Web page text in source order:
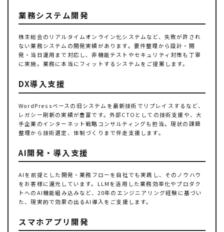
業務システム開発
株主総会のリアルタイムオンライン化システムなど、失敗が許され
ない業務システムの開発実績があります。要件整理から設計・開
発・当日運用まで対応し、非機能テストやセキュリティ対策も丁寧
に実施。業務に本当にフィットするシステムをご提案します。
DX導入支援
WordPressベースの旧システムを最新技術でリプレイスするなど、
レガシー刷新の実績が豊富です。外部CTOとしての技術支援や、大
手企業のインターネット戦略コンサルティングも担当。現状の課題
整理から技術選定、体制づくりまで伴走支援します。
AI開発・導入支援
AIを前提とした開発・業務フローを自社でも実践し、そのノウハウ
をお客様に還元しています。LLMを活用した業務効率化やプロダク
トへのAI機能組み込みなど、20年のエンジニアリング経験に基づい
た、現実的で効果の出るAI導入をご支援します。
スマホアプリ開発